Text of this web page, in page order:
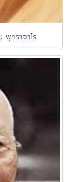
พุทธาจาโร